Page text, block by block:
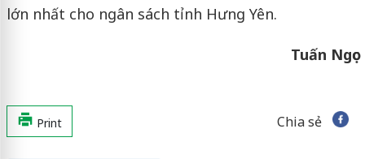
lớn nhất cho ngân sách tỉnh Hưng Yên.
Tuấn Ngọc
Print Chia sẻ